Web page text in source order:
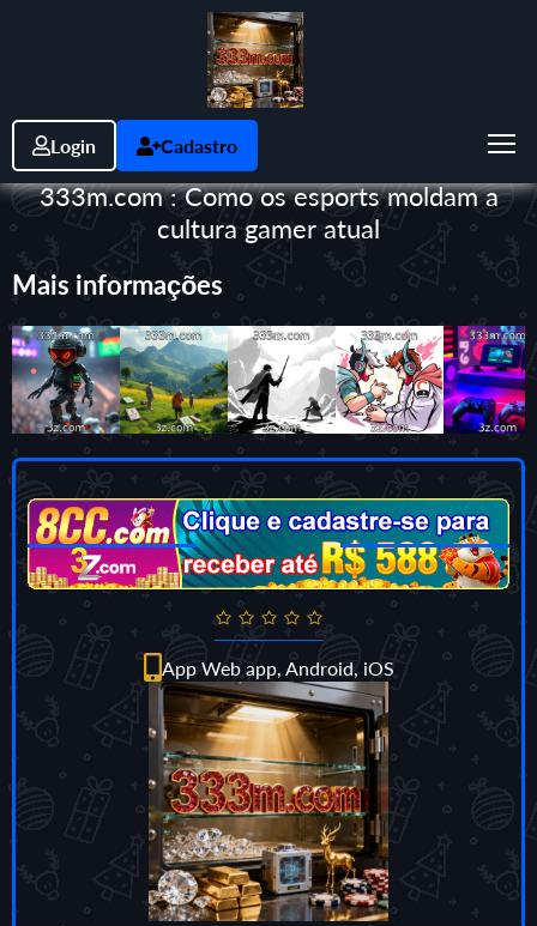
Login Cadastro
333m.com : Como os esports moldam a
cultura gamer atual
Mais informações
App Web app, Android, iOS